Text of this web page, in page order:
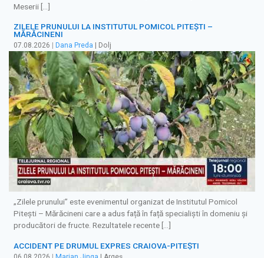
Meserii […]
ZILELE PRUNULUI LA INSTITUTUL POMICOL PITEȘTI –
MĂRĂCINENI
07.08.2026 Dana Preda | Dolj
„Zilele prunului” este evenimentul organizat de Institutul Pomicol
Pitești – Mărăcineni care a adus față în față specialiști în domeniu și
producători de fructe. Rezultatele recente […]
ACCIDENT PE DRUMUL EXPRES CRAIOVA-PITEȘTI